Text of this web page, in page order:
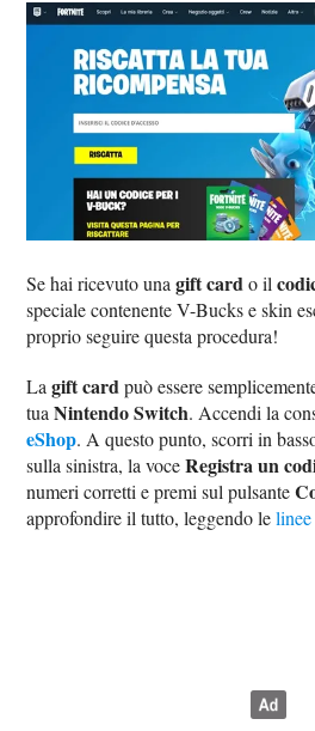
Se hai ricevuto unagift cardo il
speciale contenente V-Bucks e skin
proprio seguire questa procedura!
Lagift cardpuò essere
tuaNintendo Switch. Accendi la
eShop. A questo punto, scorri in
sulla sinistra, la voceRegistra un
numeri corretti e premi sul pulsante
approfondire il tutto, leggendo le